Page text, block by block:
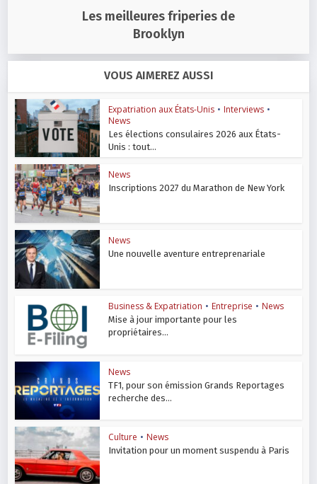
Les meilleures friperies de
Brooklyn
VOUS AIMEREZ AUSSI
Expatriation aux États-Unis • Interviews •
News
Les élections consulaires 2026 aux États-
Unis : tout...
News
Inscriptions 2027 du Marathon de New York
News
Une nouvelle aventure entreprenariale
Business & Expatriation • Entreprise • News
Mise à jour importante pour les
propriétaires...
News
TF1, pour son émission Grands Reportages
recherche des...
Culture • News
Invitation pour un moment suspendu à Paris